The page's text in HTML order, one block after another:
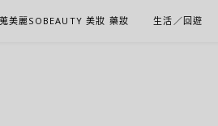
蒐美麗SOBEAUTY 美妝 藥妝 生活／回遊